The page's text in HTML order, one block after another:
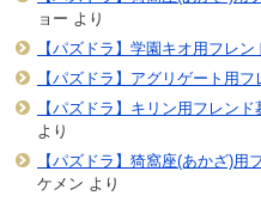
ョー より
【パズドラ】学園キオ用フレ
【パズドラ】アグリゲート用
【パズドラ】キリン用フレン
より
【パズドラ】猗窩座(あかざ)用
ケメン より